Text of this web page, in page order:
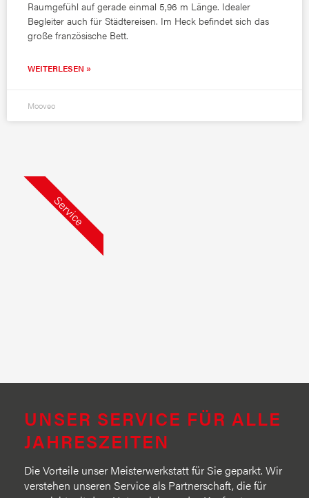
Raumgefühl auf gerade einmal 5,96 m Länge. Idealer
Begleiter auch für Städtereisen. Im Heck befindet sich das
große französische Bett.
WEITERLESEN »
Mooveo
UNSER SERVICE FÜR ALLE
JAHRESZEITEN
Die Vorteile unser Meisterwerkstatt für Sie geparkt. Wir
verstehen unseren Service als Partnerschaft, die für
Service